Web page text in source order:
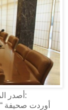
أصدر المكتب الاعلامي في رئاسة الحكومة بيانًا جاء فيه: